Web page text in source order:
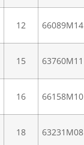
12 66089M14
15 63760M11
16 66158M10
18 63231M08